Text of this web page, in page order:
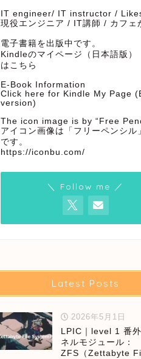
IT engineer/ IT instructor /
現役エンジニア / IT講師 / カフェ
電子書籍を出版中です。
Kindleのマイページ（日本語版）
はこちら
E-Book Information
Click here for Kindle My Page
version)
The icon image is by “Free
アイコン画像は「フリーペンシル
です。
https://iconbu.com/
＼ Follow me ／
Latest Posts
2026年5月1日
LPIC｜level 1 番
ネルモジュール：
ZFS（Zettabyte